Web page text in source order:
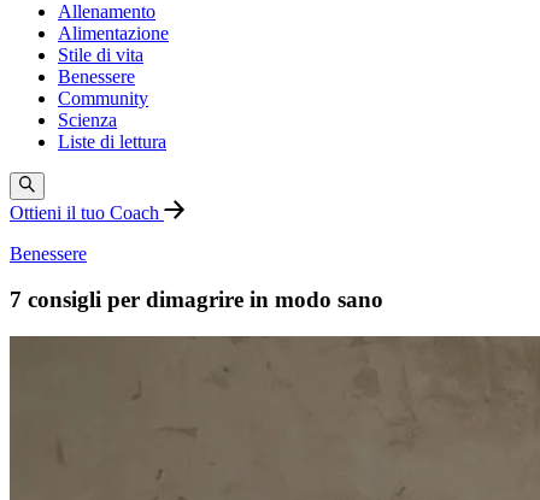
Allenamento
Alimentazione
Stile di vita
Benessere
Community
Scienza
Liste di lettura
Ottieni il tuo Coach
Benessere
7 consigli per dimagrire in modo sano